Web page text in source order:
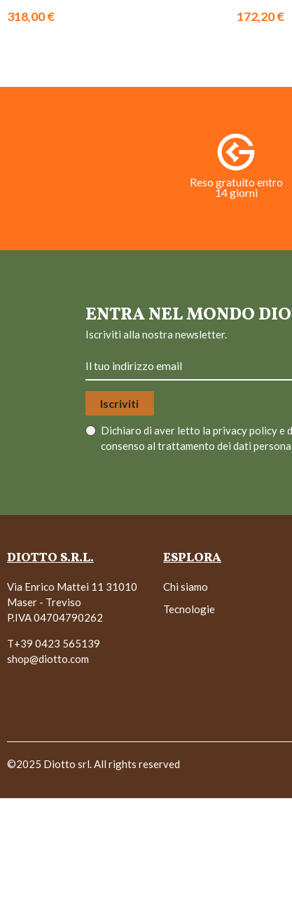
318,00 € 172,20 €
Reso gratuito entro
14 giorni
ENTRA NEL MONDO
Iscriviti alla nostra newsletter.
Dichiaro di aver letto laprivacy policye
consenso al trattamento dei dati
DIOTTO S.R.L.
Via Enrico Mattei 11 31010
Maser - Treviso
P.IVA 04704790262
T+39 0423 565139
shop@diotto.com
ESPLORA
Chi siamo
Tecnologie
©2025 Diotto srl. All rights reserved